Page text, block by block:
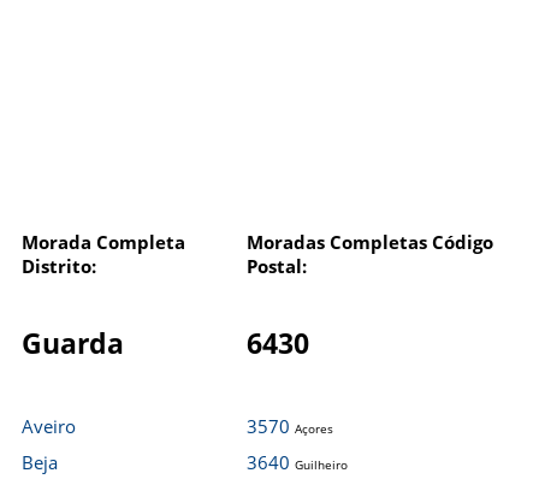
Morada Completa
Distrito:
Moradas Completas Código
Postal:
Guarda 6430
Aveiro
Beja
3570 Açores
3640 Guilheiro